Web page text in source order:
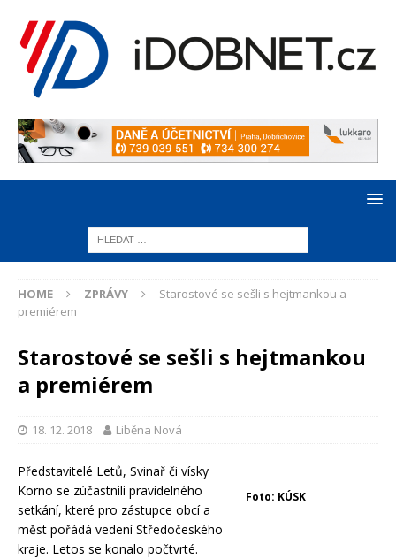
HOME ZPRÁVY
Starostové se sešli s hejtmankou a
premiérem
Starostové se sešli s hejtmankou
a premiérem
18. 12. 2018 Liběna Nová
Foto: KÚSK
Představitelé Letů, Svinař či vísky
Korno se zúčastnili pravidelného
setkání, které pro zástupce obcí a
měst pořádá vedení Středočeského
kraje. Letos se konalo počtvrté.